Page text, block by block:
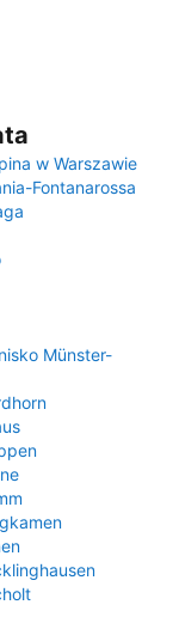
w Warszawie
Fontanarossa
Münster-